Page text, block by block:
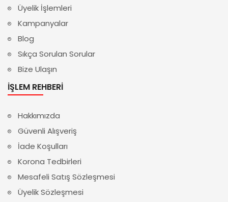
Üyelik İşlemleri
Kampanyalar
Blog
Sıkça Sorulan Sorular
Bize Ulaşın
İŞLEM REHBERI
Hakkımızda
Güvenli Alışveriş
İade Koşulları
Korona Tedbirleri
Mesafeli Satış Sözleşmesi
Üyelik Sözleşmesi